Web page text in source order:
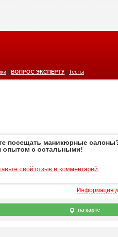
ВОПРОС ЭКСПЕРТУ Тесты
посещать маникюрные
опытом с остальными!
свой отзыв и комментарий.
Информация
на карте